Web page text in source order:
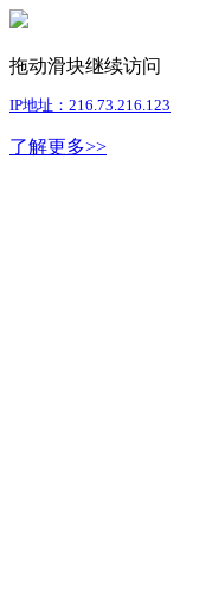
拖动滑块继续访问
IP地址：216.73.216.123
了解更多>>